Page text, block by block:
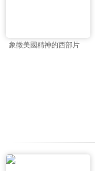
象徵美國精神的西部片